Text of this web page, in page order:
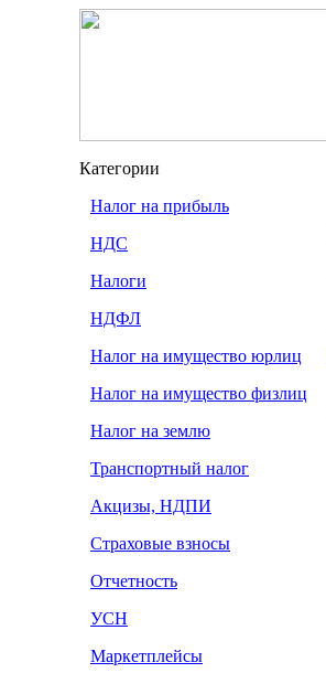
Категории
Налог на прибыль
НДС
Налоги
НДФЛ
Налог на имущество юрлиц
Налог на имущество физлиц
Налог на землю
Транспортный налог
Акцизы, НДПИ
Страховые взносы
Отчетность
УСН
Маркетплейсы